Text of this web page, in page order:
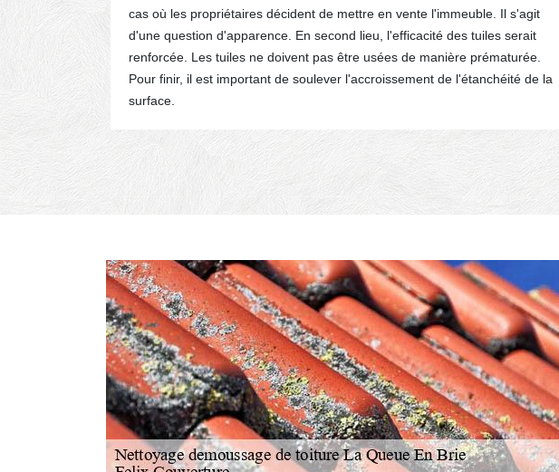
cas où les propriétaires décident de mettre en vente l'immeuble. Il s'agit
d'une question d'apparence. En second lieu, l'efficacité des tuiles serait
renforcée. Les tuiles ne doivent pas être usées de manière prématurée.
Pour finir, il est important de soulever l'accroissement de l'étanchéité de la
surface.